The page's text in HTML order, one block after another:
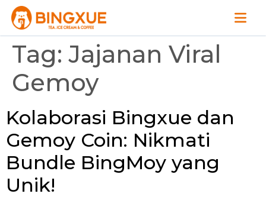
Tag:Jajanan Viral
Gemoy
Kolaborasi Bingxue dan
Gemoy Coin: Nikmati
Bundle BingMoy yang
Unik!